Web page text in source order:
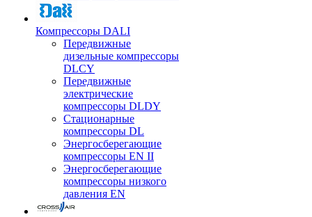
Компрессоры DALI
Передвижные
дизельные компрессоры
DLCY
Передвижные
электрические
компрессоры DLDY
Стационарные
компрессоры DL
Энергосберегающие
компрессоры EN II
Энергосберегающие
компрессоры низкого
давления EN